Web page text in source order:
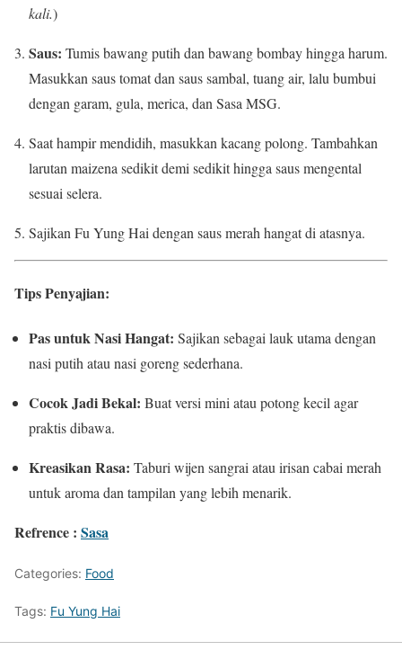
kali.)
Saus: Tumis bawang putih dan bawang bombay hingga harum.
Masukkan saus tomat dan saus sambal, tuang air, lalu bumbui
dengan garam, gula, merica, dan Sasa MSG.
Saat hampir mendidih, masukkan kacang polong. Tambahkan
larutan maizena sedikit demi sedikit hingga saus mengental
sesuai selera.
Sajikan Fu Yung Hai dengan saus merah hangat di atasnya.
Tips Penyajian:
Pas untuk Nasi Hangat: Sajikan sebagai lauk utama dengan
nasi putih atau nasi goreng sederhana.
Cocok Jadi Bekal: Buat versi mini atau potong kecil agar
praktis dibawa.
Kreasikan Rasa: Taburi wijen sangrai atau irisan cabai merah
untuk aroma dan tampilan yang lebih menarik.
Refrence : Sasa
Categories: Food
Tags: Fu Yung Hai